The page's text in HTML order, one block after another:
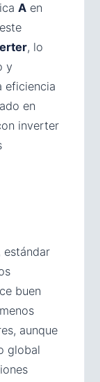
A en
, lo
y
eficiencia
en
inverter
estándar
buen
aunque
global